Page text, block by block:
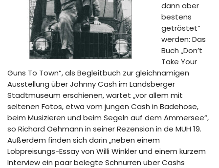
dann aber
bestens
getröstet“
werden: Das
Buch „Don’t
Take Your
Guns To Town“, als Begleitbuch zur gleichnamigen
Ausstellung über Johnny Cash im Landsberger
Stadtmuseum erschienen, wartet „vor allem mit
seltenen Fotos, etwa vom jungen Cash in Badehose,
beim Musizieren und beim Segeln auf dem Ammersee“,
so Richard Oehmann in seiner Rezension in de MUH 19.
Außerdem finden sich darin „neben einem
Lobpreisungs-Essay von Willi Winkler und einem kurzem
Interview ein paar belegte Schnurren über Cashs